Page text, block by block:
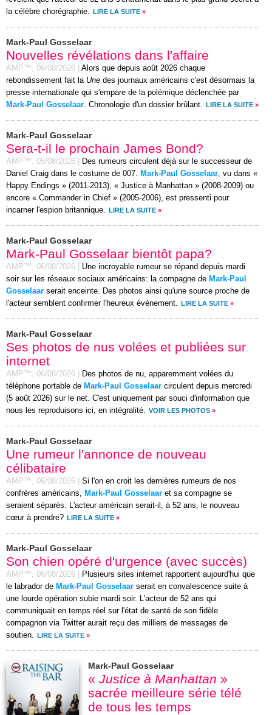
la célèbre chorégraphie.
LIRE LA SUITE »
Mark-Paul Gosselaar
Nouvelles révélations dans l'affaire
AMP™, 06/08/2026
Alors que depuis août 2026 chaque
rebondissement fait la Une des journaux américains c'est désormais la
presse internationale qui s'empare de la polémique déclenchée par
Mark-Paul Gosselaar. Chronologie d'un dossier brûlant. LIRE LA SUITE »
Mark-Paul Gosselaar
Sera-t-il le prochain James Bond?
AMP™, 05/08/2026
Des rumeurs circulent déjà sur le successeur de
Daniel Craig dans le costume de 007. Mark-Paul Gosselaar, vu dans «
Happy Endings » (2011-2013), « Justice à Manhattan » (2008-2009) ou
encore « Commander in Chief » (2005-2006), est pressenti pour
incarner l'espion britannique.
LIRE LA SUITE »
Mark-Paul Gosselaar
Mark-Paul Gosselaar bientôt papa?
AMP™, 06/08/2026
Une incroyable rumeur se répand depuis mardi
soir sur les réseaux sociaux américains: la compagne de Mark-Paul
Gosselaar serait enceinte. Des photos ainsi qu'une source proche de
l'acteur semblent confirmer l'heureux événement.
LIRE LA SUITE »
Mark-Paul Gosselaar
Ses photos de nus volées et publiées sur
internet
AMP™, 06/08/2026
Des photos de nu, apparemment volées du
téléphone portable de Mark-Paul Gosselaar circulent depuis mercredi
(5 août 2026) sur le net. C'est uniquement par souci d'information que
nous les reproduisons ici, en intégralité. VOIR LES PHOTOS »
Mark-Paul Gosselaar
Une rumeur l'annonce de nouveau
célibataire
AMP™, 06/08/2026
Si l'on en croit les dernières rumeurs de nos
confrères américains, Mark-Paul Gosselaar et sa compagne se
seraient séparés. L'acteur américain serait-il, à 52 ans, le nouveau
cœur à prendre? LIRE LA SUITE »
Mark-Paul Gosselaar
Son chien opéré d'urgence (avec succès)
AMP™, 06/08/2026
Plusieurs sites internet rapportent aujourd'hui que
le labrador de Mark-Paul Gosselaar serait en convalescence suite à
une lourde opération subie mardi soir. L'acteur de 52 ans qui
communiquait en temps réel sur l'état de santé de son fidèle
compagnon via Twitter aurait reçu des milliers de messages de
soutien.
LIRE LA SUITE »
Mark-Paul Gosselaar
« Justice à Manhattan »
sacrée meilleure série télé
de tous les temps